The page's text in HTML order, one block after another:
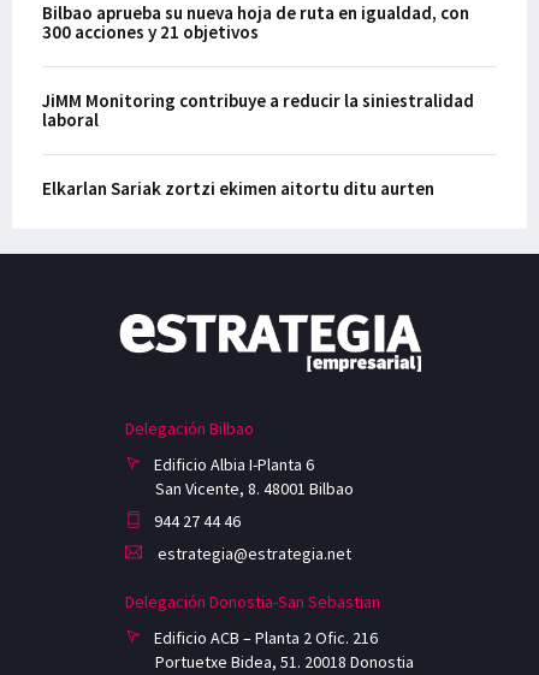
Bilbao aprueba su nueva hoja de ruta en igualdad, con
300 acciones y 21 objetivos
JiMM Monitoring contribuye a reducir la siniestralidad
laboral
Elkarlan Sariak zortzi ekimen aitortu ditu aurten
Delegación Bilbao
Edificio Albia I-Planta 6
San Vicente, 8. 48001 Bilbao
944 27 44 46
estrategia@estrategia.net
Delegación Donostia-San Sebastian
Edificio ACB – Planta 2 Ofic. 216
Portuetxe Bidea, 51. 20018 Donostia